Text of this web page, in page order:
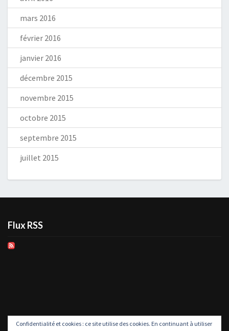
mars 2016
février 2016
janvier 2016
décembre 2015
novembre 2015
octobre 2015
septembre 2015
juillet 2015
Flux RSS
Confidentialité et cookies : ce site utilise des cookies. En continuant à utiliser